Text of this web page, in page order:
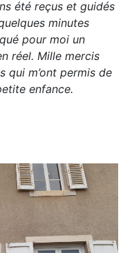
été reçus et guidés
minutes
pour moi un
réel. Mille mercis
qui m’ont permis de
enfance.